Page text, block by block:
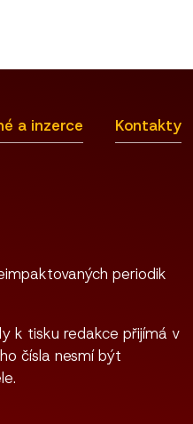
a inzerce Kontakty
periodik
k tisku redakce přijímá v
čísla nesmí být